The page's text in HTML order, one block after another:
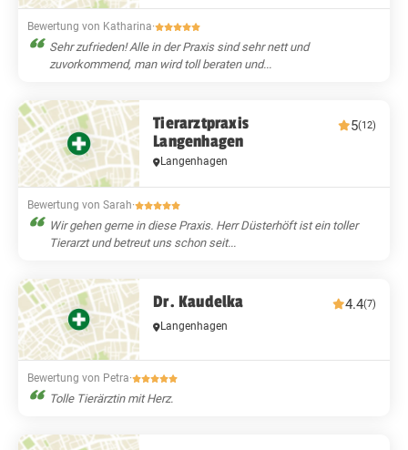
Bewertung von Katharina·
Sehr zufrieden! Alle in der Praxis sind sehr nett und
zuvorkommend, man wird toll beraten und...
Tierarztpraxis
Langenhagen
5(12)
Langenhagen
Bewertung von Sarah·
Wir gehen gerne in diese Praxis. Herr Düsterhöft ist ein toller
Tierarzt und betreut uns schon seit...
Dr. Kaudelka 4.4(7)
Langenhagen
Bewertung von Petra·
Tolle Tierärztin mit Herz.